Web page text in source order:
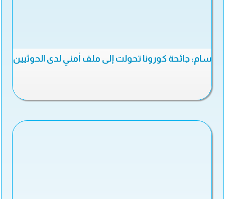
سام: جائحة كورونا تحولت إلى ملف أمني لدى الحوثيين